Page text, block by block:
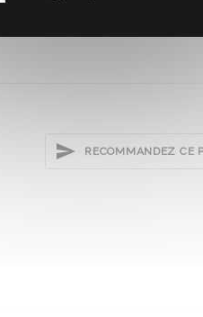
RECOMMANDEZ CE